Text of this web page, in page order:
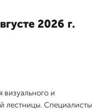
2026 г.
и
лестницы. Специалисты